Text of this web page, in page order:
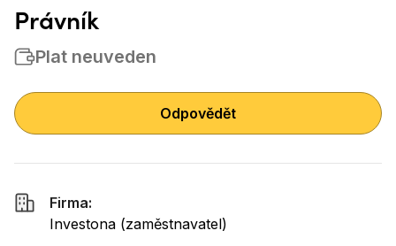
Právník
Plat neuveden
Odpovědět
Firma:
Investona (zaměstnavatel)